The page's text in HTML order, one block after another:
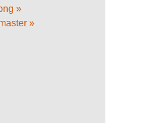
»
»